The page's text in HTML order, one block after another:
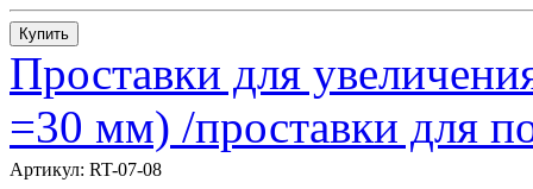
Купить
Проставки для
=30 мм) /проставки для
Артикул: RT-07-08